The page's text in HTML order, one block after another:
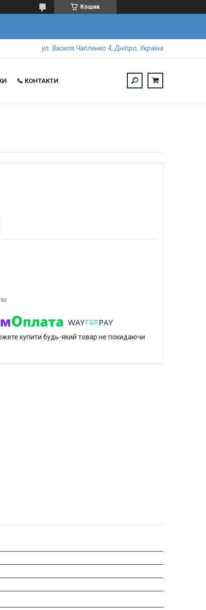
Кошик
ул. Василя Чапленко 4, Дніпро, Україна
📞 КОНТАКТИ
купити будь-який товар не покидаючи